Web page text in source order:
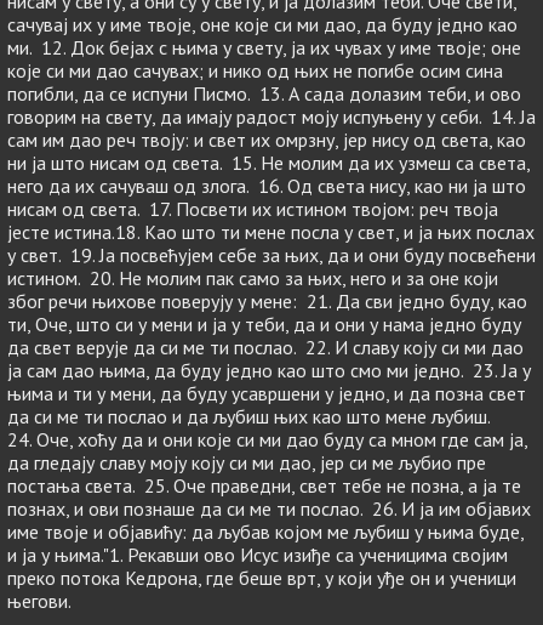
сачувај их у име твоје, оне које си ми дао, да буду једно као
ми. 12. Док бејах с њима у свету, ја их чувах у име твоје; оне
које си ми дао сачувах; и нико од њих не погибе осим сина
погибли, да се испуни Писмо. 13. А сада долазим теби, и ово
говорим на свету, да имају радост моју испуњену у себи. 14. Ја
сам им дао реч твоју: и свет их омрзну, јер нису од света, као
ни ја што нисам од света. 15. Не молим да их узмеш са света,
него да их сачуваш од злога. 16. Од света нису, као ни ја што
нисам од света. 17. Посвети их истином твојом: реч твоја
јесте истина.18. Као што ти мене посла у свет, и ја њих послах
у свет. 19. Ја посвећујем себе за њих, да и они буду посвећени
истином. 20. Не молим пак само за њих, него и за оне који
због речи њихове поверују у мене: 21. Да сви једно буду, као
ти, Оче, што си у мени и ја у теби, да и они у нама једно буду
да свет верује да си ме ти послао. 22. И славу коју си ми дао
ја сам дао њима, да буду једно као што смо ми једно. 23. Ја у
њима и ти у мени, да буду усавршени у једно, и да позна свет
да си ме ти послао и да љубиш њих као што мене љубиш.
24. Оче, хоћу да и они које си ми дао буду са мном где сам ја,
да гледају славу моју коју си ми дао, јер си ме љубио пре
постања света. 25. Оче праведни, свет тебе не позна, а ја те
познах, и ови познаше да си ме ти послао. 26. И ја им објавих
име твоје и објавићу: да љубав којом ме љубиш у њима буде,
и ја у њима."1. Рекавши ово Исус изиђе са ученицима својим
преко потока Кедрона, где беше врт, у који уђе он и ученици
његови.